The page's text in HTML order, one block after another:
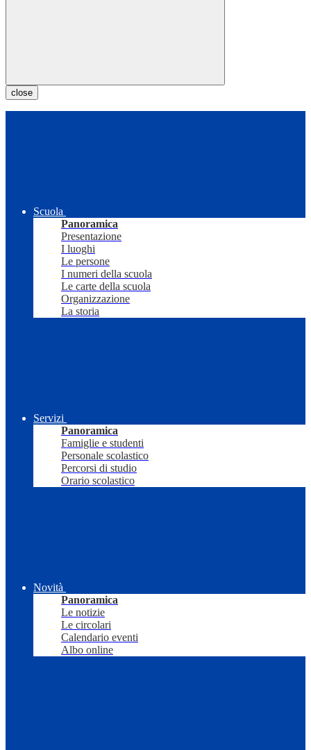
close
Scuola
Panoramica
Presentazione
I luoghi
Le persone
I numeri della scuola
Le carte della scuola
Organizzazione
La storia
Servizi
Panoramica
Famiglie e studenti
Personale scolastico
Percorsi di studio
Orario scolastico
Novità
Panoramica
Le notizie
Le circolari
Calendario eventi
Albo online